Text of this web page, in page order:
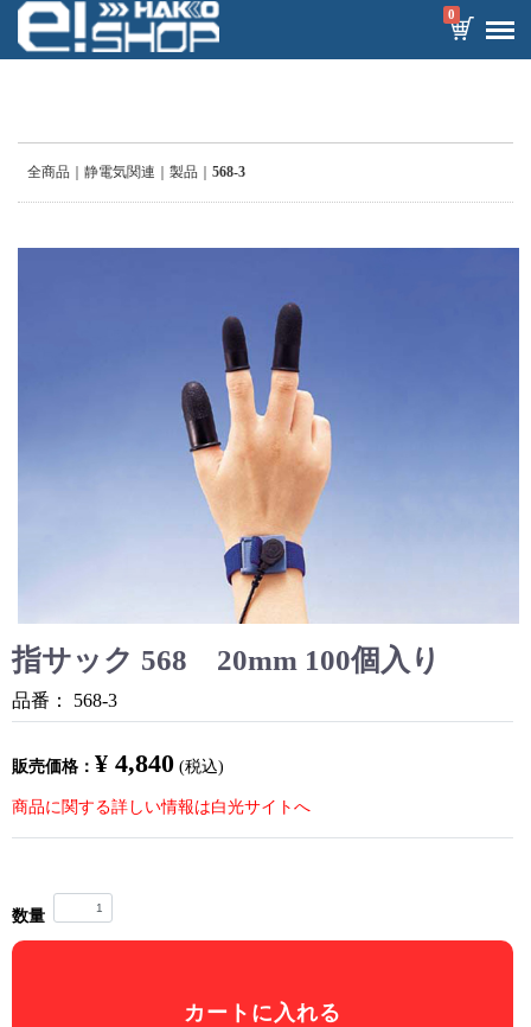
0
全商品 静電気関連 製品 568-3
指サック 568 20mm 100個入り
品番： 568-3
販売価格： ¥ 4,840 (税込)
商品に関する詳しい情報は白光サイトへ
数量
カートに入れる